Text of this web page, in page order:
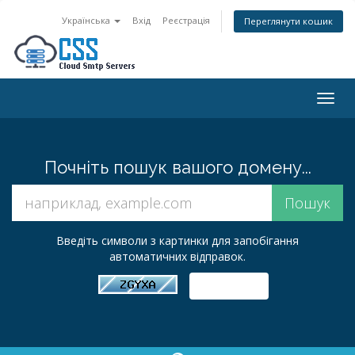
Українська Вхід Реєстрація Переглянути кошик
Почніть пошук вашого домену...
Введіть символи з картинки для запобігання
автоматичних відправок.